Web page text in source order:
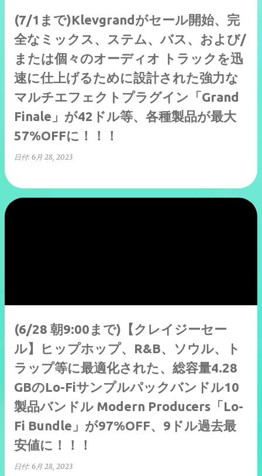
(7/1まで)Klevgrandがセール開始、完
全なミックス、ステム、バス、および/
または個々のオーディオ トラックを迅
速に仕上げるために設計された強力な
マルチエフェクトプラグイン「Grand
Finale」が42ドル等、各種製品が最大
57%OFFに！！！
日付: 6月 28, 2023
(6/28 朝9:00まで)【クレイジーセー
ル】ヒップホップ、R&B、ソウル、ト
ラップ等に最適化された、総容量4.28
GBのLo-Fiサンプルパックバンドル10
製品バンドル Modern Producers「Lo-
Fi Bundle」が97%OFF、9ドル過去最
安値に！！！
日付: 6月 28, 2023